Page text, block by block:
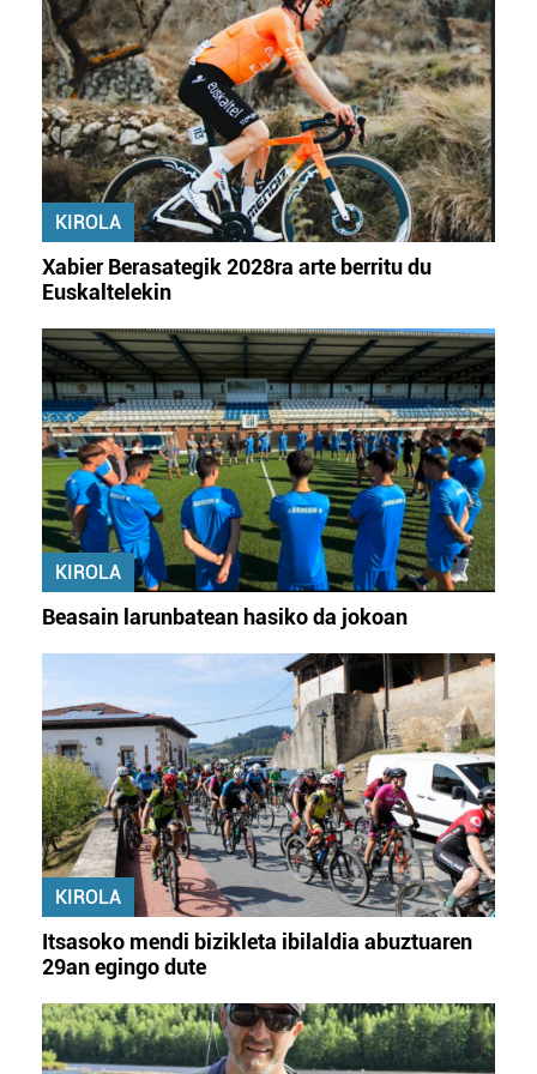
fitxategiak erabiltzen ditu. Zure esperientzia eta
zerbitzuak hobetzeko asmoz, cookie teknologiaz
baliatzen gara. Ohar hau onartuz gero, teknologia hori
erabiltzeko baimen esplizitua ematen diguzu.Gehiago
irakurri
KIROLA
Xabier Berasategik 2028ra arte berritu du
Euskaltelekin
KIROLA
Beasain larunbatean hasiko da jokoan
KIROLA
Itsasoko mendi bizikleta ibilaldia abuztuaren
29an egingo dute